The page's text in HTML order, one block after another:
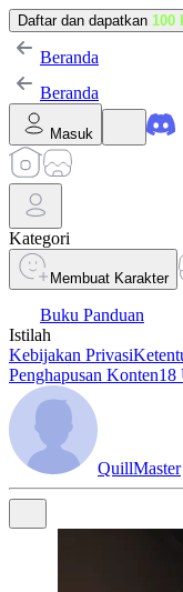
Daftar dan dapatkan 100
Beranda
Beranda
Masuk
Kategori
Membuat Karakter
Buku Panduan
Istilah
Kebijakan Privasi
Penghapusan Konten18
QuillMaster